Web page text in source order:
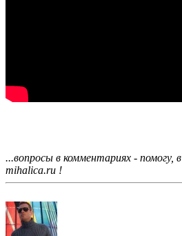
...вопросы в комментариях - помогу,
mihalica.ru !